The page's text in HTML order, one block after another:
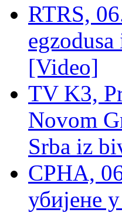
RTRS,
[Video]
TV K3,
Novom
Srba iz
СРНА,
убијене